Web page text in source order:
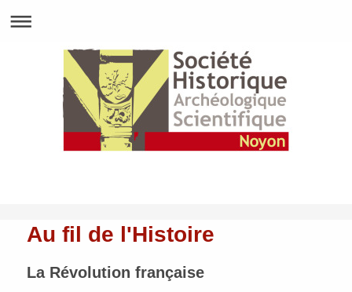
Au fil de l'Histoire
La Révolution française